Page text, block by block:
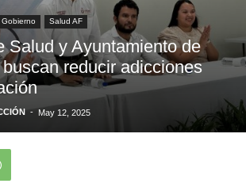
Gobierno Salud AF
Salud y Ayuntamiento de
reducir adicciones
- May 12, 2025